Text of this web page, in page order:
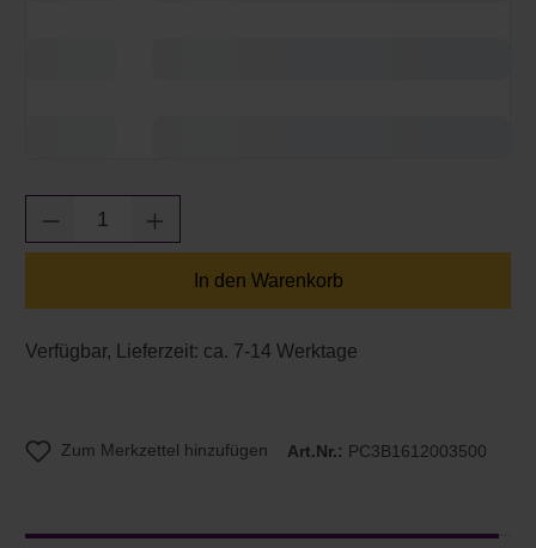
Produkt Anzahl: Gib den gewünschten
In den Warenkorb
Verfügbar, Lieferzeit: ca. 7-14 Werktage
Zum Merkzettel hinzufügen Art.Nr.: PC3B1612003500